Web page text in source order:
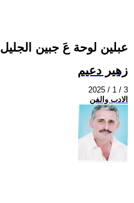
عبلين لوحة عَ جبين الجليل
زهير دعيم
2025 / 1 / 3
الادب والفن